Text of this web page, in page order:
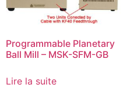
Programmable Planetary
Ball Mill – MSK-SFM-GB
Lire la suite